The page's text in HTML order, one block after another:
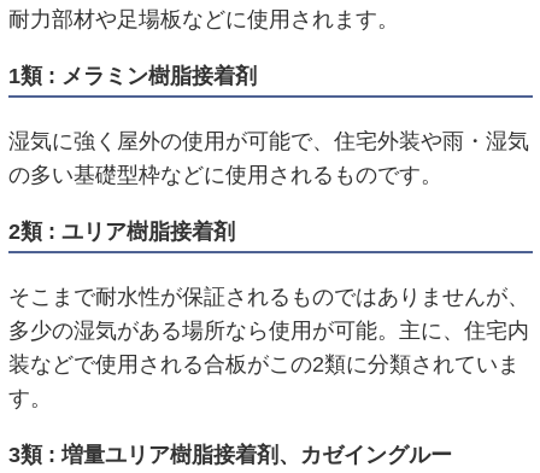
耐力部材や足場板などに使用されます。
1類 : メラミン樹脂接着剤
湿気に強く屋外の使用が可能で、住宅外装や雨・湿気
の多い基礎型枠などに使用されるものです。
2類 : ユリア樹脂接着剤
そこまで耐水性が保証されるものではありませんが、
多少の湿気がある場所なら使用が可能。主に、住宅内
装などで使用される合板がこの2類に分類されていま
す。
3類 : 増量ユリア樹脂接着剤、カゼイングルー